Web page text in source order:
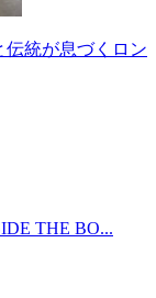
伝統が息づくロン
THE BO...